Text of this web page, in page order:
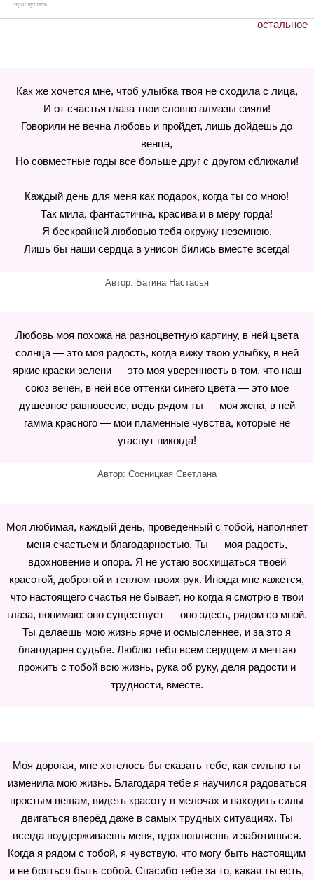
прослушать
остальное
Как же хочется мне, чтоб улыбка твоя не сходила с лица,
И от счастья глаза твои словно алмазы сияли!
Говорили не вечна любовь и пройдет, лишь дойдешь до
венца,
Но совместные годы все больше друг с другом сближали!
Каждый день для меня как подарок, когда ты со мною!
Так мила, фантастична, красива и в меру горда!
Я бескрайней любовью тебя окружу неземною,
Лишь бы наши сердца в унисон бились вместе всегда!
Автор: Батина Настасья
Любовь моя похожа на разноцветную картину, в ней цвета
солнца — это моя радость, когда вижу твою улыбку, в ней
яркие краски зелени — это моя уверенность в том, что наш
союз вечен, в ней все оттенки синего цвета — это мое
душевное равновесие, ведь рядом ты — моя жена, в ней
гамма красного — мои пламенные чувства, которые не
угаснут никогда!
Автор: Сосницкая Светлана
Моя любимая, каждый день, проведённый с тобой, наполняет
меня счастьем и благодарностью. Ты — моя радость,
вдохновение и опора. Я не устаю восхищаться твоей
красотой, добротой и теплом твоих рук. Иногда мне кажется,
что настоящего счастья не бывает, но когда я смотрю в твои
глаза, понимаю: оно существует — оно здесь, рядом со мной.
Ты делаешь мою жизнь ярче и осмысленнее, и за это я
благодарен судьбе. Люблю тебя всем сердцем и мечтаю
прожить с тобой всю жизнь, рука об руку, деля радости и
трудности, вместе.
Моя дорогая, мне хотелось бы сказать тебе, как сильно ты
изменила мою жизнь. Благодаря тебе я научился радоваться
простым вещам, видеть красоту в мелочах и находить силы
двигаться вперёд даже в самых трудных ситуациях. Ты
всегда поддерживаешь меня, вдохновляешь и заботишься.
Когда я рядом с тобой, я чувствую, что могу быть настоящим
и не бояться быть собой. Спасибо тебе за то, какая ты есть,